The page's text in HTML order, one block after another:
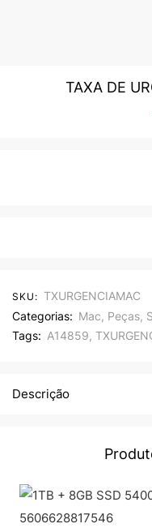
TAXA DE
SKU: TXURGENCIAMAC
Categorias: Mac, Peças,
Tags: A14859,
Descrição